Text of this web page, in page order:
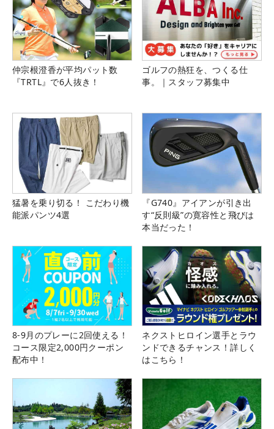
仲宗根澄香が平均パット数
『TRTL』で6人抜き！
ゴルフの熱狂を、つくる仕
事。｜スタッフ募集中
猛暑を乗り切る！ こだわり機
能派パンツ4選
『G740』アイアンが引き出
す“反則級”の寛容性と飛びは
本当だった！
8-9月のプレーに2回使える！
コース限定2,000円クーポン
配布中！
ネクストヒロイン選手とラウ
ンドできるチャンス！詳しく
はこちら！